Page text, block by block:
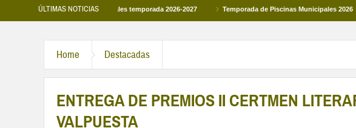
ÚLTIMAS NOTICIAS
Cubiertas Municipales temporada 2026-2027 Temporada de Piscinas Municipales 2026 Los
Home Destacadas
ENTREGA DE PREMIOS II CERTMEN
VALPUESTA